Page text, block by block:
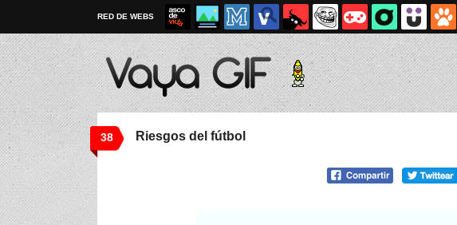
RED DE WEBS
38 Riesgos del fútbol